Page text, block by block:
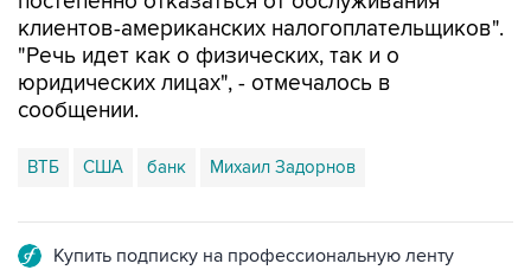
клиентов-американских налогоплательщиков".
"Речь идет как о физических, так и о
юридических лицах", - отмечалось в
сообщении.
ВТБ США банк Михаил Задорнов
Купить подписку на профессиональную ленту